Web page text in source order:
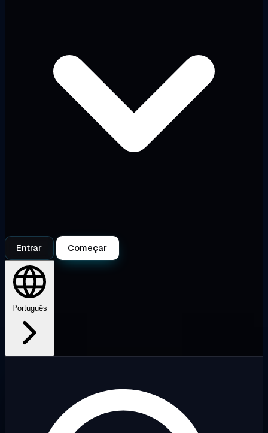
Entrar Começar
Português